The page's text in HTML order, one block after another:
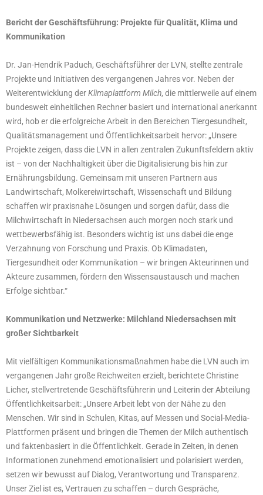
Bericht der Geschäftsführung: Projekte für Qualität, Klima und
Kommunikation
Dr. Jan-Hendrik Paduch, Geschäftsführer der LVN, stellte zentrale
Projekte und Initiativen des vergangenen Jahres vor. Neben der
Weiterentwicklung derKlimaplattform Milch, die mittlerweile auf einem
bundesweit einheitlichen Rechner basiert und international anerkannt
wird, hob er die erfolgreiche Arbeit in den Bereichen Tiergesundheit,
Qualitätsmanagement und Öffentlichkeitsarbeit hervor: „Unsere
Projekte zeigen, dass die LVN in allen zentralen Zukunftsfeldern aktiv
ist – von der Nachhaltigkeit über die Digitalisierung bis hin zur
Ernährungsbildung. Gemeinsam mit unseren Partnern aus
Landwirtschaft, Molkereiwirtschaft, Wissenschaft und Bildung
schaffen wir praxisnahe Lösungen und sorgen dafür, dass die
Milchwirtschaft in Niedersachsen auch morgen noch stark und
wettbewerbsfähig ist. Besonders wichtig ist uns dabei die enge
Verzahnung von Forschung und Praxis. Ob Klimadaten,
Tiergesundheit oder Kommunikation – wir bringen Akteurinnen und
Akteure zusammen, fördern den Wissensaustausch und machen
Erfolge sichtbar.“
Kommunikation und Netzwerke: Milchland Niedersachsen mit
großer Sichtbarkeit
Mit vielfältigen Kommunikationsmaßnahmen habe die LVN auch im
vergangenen Jahr große Reichweiten erzielt, berichtete Christine
Licher, stellvertretende Geschäftsführerin und Leiterin der Abteilung
Öffentlichkeitsarbeit: „Unsere Arbeit lebt von der Nähe zu den
Menschen. Wir sind in Schulen, Kitas, auf Messen und Social-Media-
Plattformen präsent und bringen die Themen der Milch authentisch
und faktenbasiert in die Öffentlichkeit. Gerade in Zeiten, in denen
Informationen zunehmend emotionalisiert und polarisiert werden,
setzen wir bewusst auf Dialog, Verantwortung und Transparenz.
Unser Ziel ist es, Vertrauen zu schaffen – durch Gespräche,